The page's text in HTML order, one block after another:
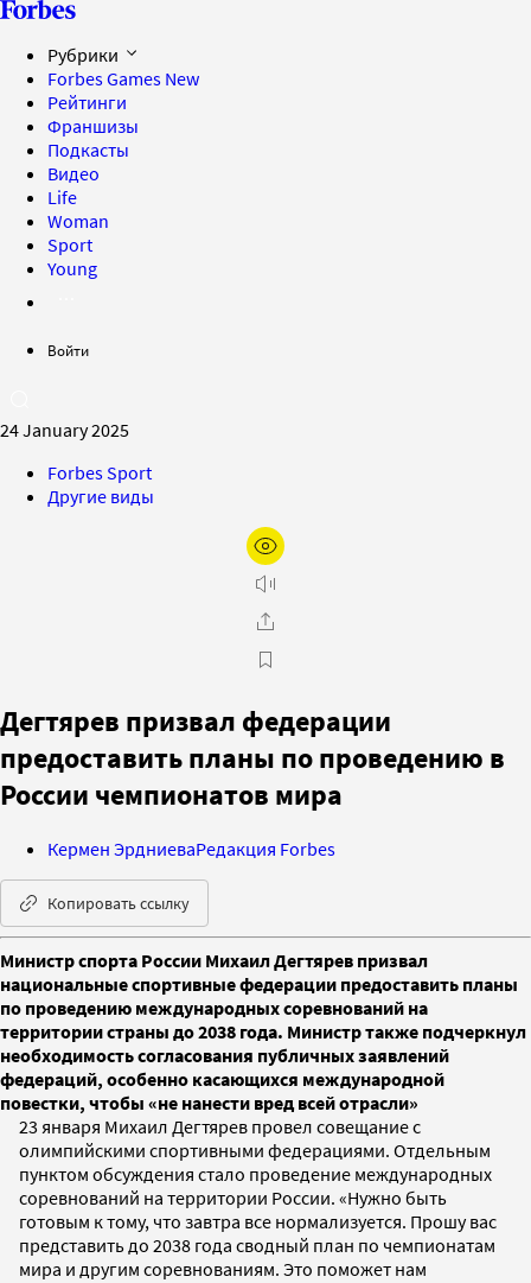
Рубрики
Forbes Games New
Рейтинги
Франшизы
Подкасты
Видео
Life
Woman
Sport
Young
Войти
24 January 2025
Forbes Sport
Другие виды
Дегтярев призвал федерации
предоставить планы по проведению в
России чемпионатов мира
Кермен ЭрдниеваРедакция Forbes
Копировать ссылку
Министр спорта России Михаил Дегтярев призвал
национальные спортивные федерации предоставить планы
по проведению международных соревнований на
территории страны до 2038 года. Министр также подчеркнул
необходимость согласования публичных заявлений
федераций, особенно касающихся международной
повестки, чтобы «не нанести вред всей отрасли»
23 января Михаил Дегтярев провел совещание с
олимпийскими спортивными федерациями. Отдельным
пунктом обсуждения стало проведение международных
соревнований на территории России. «Нужно быть
готовым к тому, что завтра все нормализуется. Прошу вас
представить до 2038 года сводный план по чемпионатам
мира и другим соревнованиям. Это поможет нам